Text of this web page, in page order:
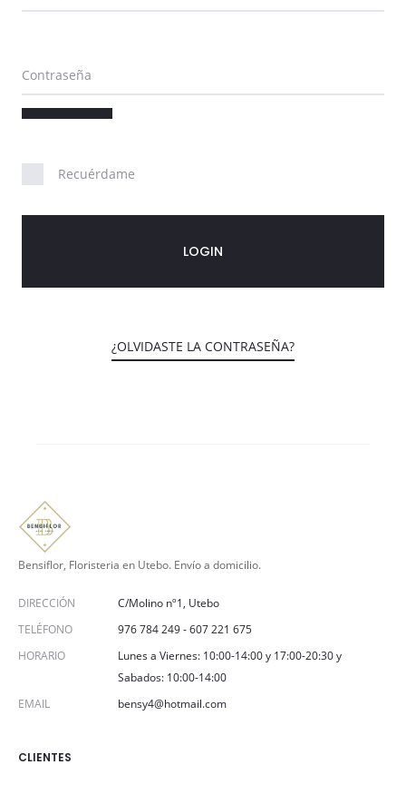
u
e
n
a
Contraseña
Recuérdame
LOGIN
¿OLVIDASTE LA CONTRASEÑA?
Bensiflor, Floristeria en Utebo. Envío a domicilio.
DIRECCIÓN
C/Molino nº1, Utebo
TELÉFONO
976 784 249-607 221 675
HORARIO
Lunes a Viernes: 10:00-14:00 y 17:00-20:30 y
Sabados: 10:00-14:00
EMAIL
bensy4@hotmail.com
CLIENTES